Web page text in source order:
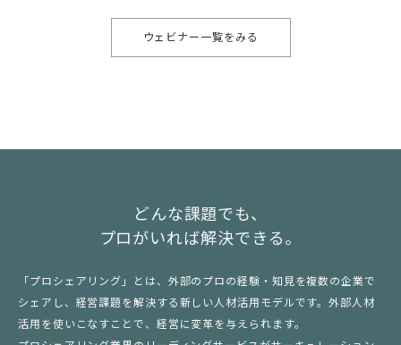
ウェビナー一覧をみる
どんな課題でも、
プロがいれば解決できる。
「プロシェアリング」とは、外部のプロの経験・知見を複数の企業で
シェアし、経営課題を解決する新しい人材活用モデルです。外部人材
活用を使いこなすことで、経営に変革を与えられます。